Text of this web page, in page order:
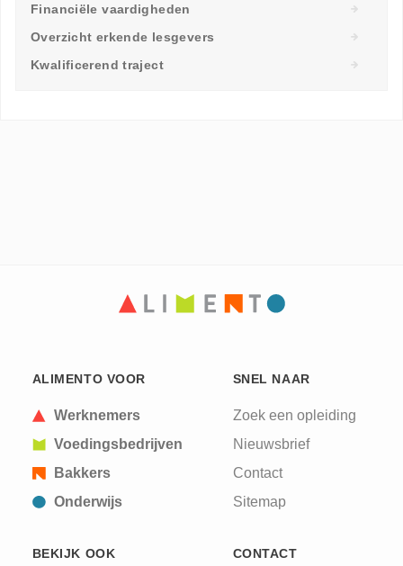
Financiële vaardigheden
Overzicht erkende lesgevers
Kwalificerend traject
ALIMENTO VOOR
Werknemers
Voedingsbedrijven
Bakkers
Onderwijs
SNEL NAAR
Zoek een opleiding
Nieuwsbrief
Contact
Sitemap
BEKIJK OOK CONTACT